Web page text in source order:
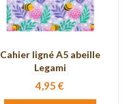
Cahier ligné A5 abeille
Legami
4,95 €